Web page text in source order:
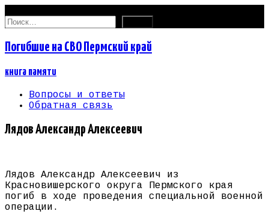
Найти:
Погибшие на СВО Пермский край
книга памяти
Вопросы и ответы
Обратная связь
Лядов Александр Алексеевич
Лядов Александр Алексеевич из
Красновишерского округа Пермского края
погиб в ходе проведения специальной военной
операции.